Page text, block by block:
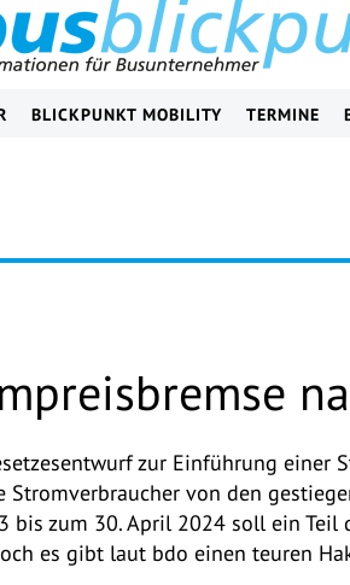
BLICKPUNKT MOBILITY TERMINE
zur Einführung einer
Stromverbraucher von den
bis zum 30. April 2024 soll ein
es gibt laut bdo einen teuren